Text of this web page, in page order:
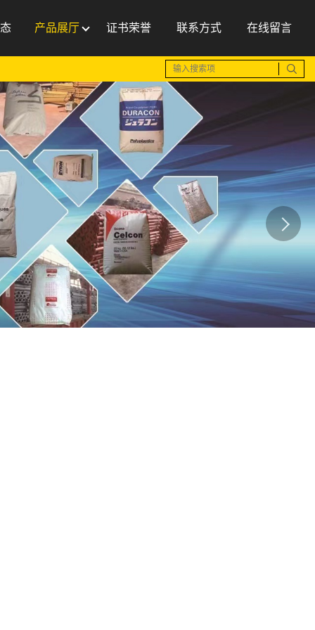
产品展厅 证书荣誉 联系方式 在线留言